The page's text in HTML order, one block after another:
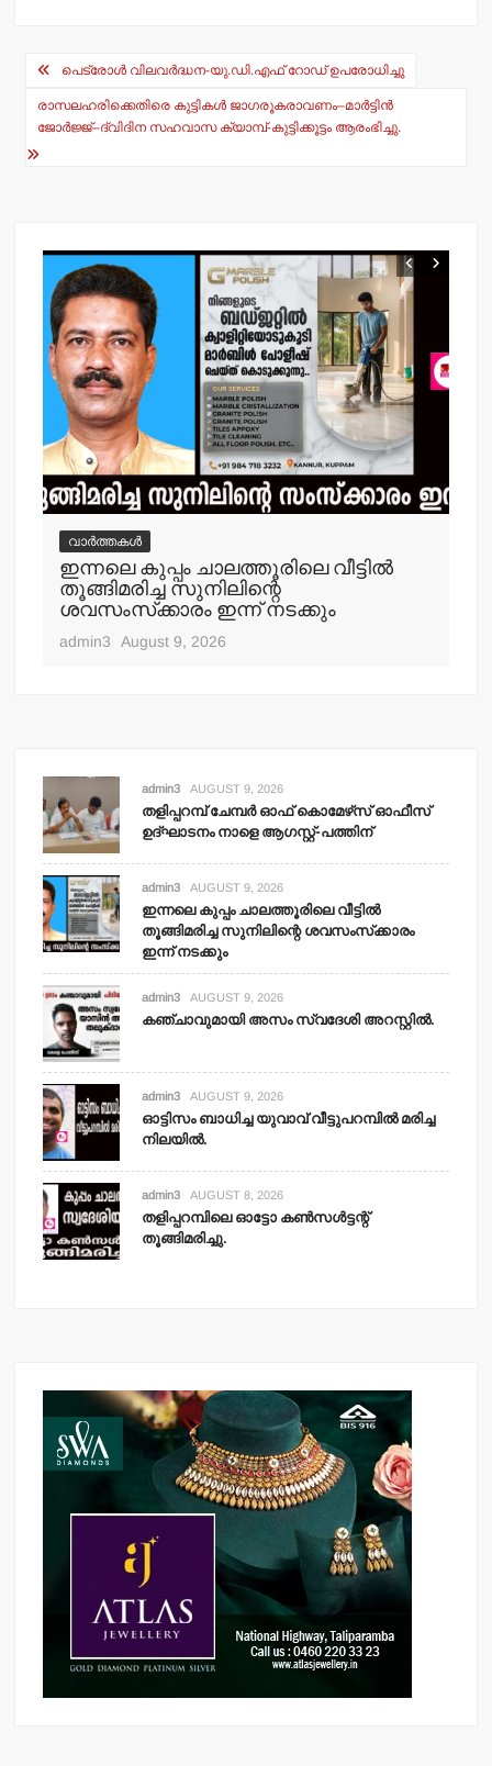
A
p
p
b
o
o
Post
navigation
പെട്രോള്‍ വിലവര്‍ദ്ധന-യു.ഡി.എഫ് റോഡ് ഉപരോധിച്ചു
രാസലഹരിക്കെതിരെ കുട്ടികള്‍ ജാഗരൂകരാവണം–മാര്‍ട്ടിന്‍
ജോര്‍ജ്ജ്–ദ്വിദിന സഹവാസ ക്യാമ്പ്-കുട്ടിക്കൂട്ടം ആരംഭിച്ചു.
വാർത്തകൾ
ഇന്നലെ കുപ്പം ചാലത്തൂരിലെ വീട്ടില്‍
തൂങ്ങിമരിച്ച സുനിലിന്റെ
ശവസംസ്‌ക്കാരം ഇന്ന് നടക്കും
admin3 August 9, 2026
admin3 AUGUST 9, 2026
തളിപ്പറമ്പ് ചേമ്പര്‍ ഓഫ് കൊമേഴ്‌സ് ഓഫീസ്
ഉദ്ഘാടനം നാളെ ആഗസ്റ്റ്-പത്തിന്
admin3 AUGUST 9, 2026
ഇന്നലെ കുപ്പം ചാലത്തൂരിലെ വീട്ടില്‍
തൂങ്ങിമരിച്ച സുനിലിന്റെ ശവസംസ്‌ക്കാരം
ഇന്ന് നടക്കും
admin3 AUGUST 9, 2026
കഞ്ചാവുമായി അസം സ്വദേശി അറസ്റ്റില്‍.
admin3 AUGUST 9, 2026
ഓട്ടിസം ബാധിച്ച യുവാവ് വീട്ടുപറമ്പില്‍ മരിച്ച
നിലയില്‍.
admin3 AUGUST 8, 2026
തളിപ്പറമ്പിലെ ഓട്ടോ കണ്‍സള്‍ട്ടന്റ്
തൂങ്ങിമരിച്ചു.